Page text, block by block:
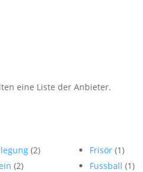
eine Liste der Anbieter.
(2)
(2)
Frisör (1)
Fussball (1)